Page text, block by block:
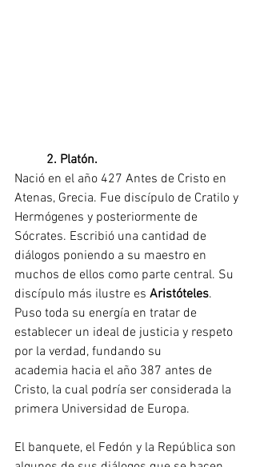
2. Platón.
Nació en el año 427 Antes de Cristo en
Atenas, Grecia. Fue discípulo de Cratilo y
Hermógenes y posteriormente de
Sócrates. Escribió una cantidad de
diálogos poniendo a su maestro en
muchos de ellos como parte central. Su
discípulo más ilustre es Aristóteles.
Puso toda su energía en tratar de
establecer un ideal de justicia y respeto
por la verdad, fundando su
academia hacia el año 387 antes de
Cristo, la cual podría ser considerada la
primera Universidad de Europa.
El banquete, el Fedón y la República son